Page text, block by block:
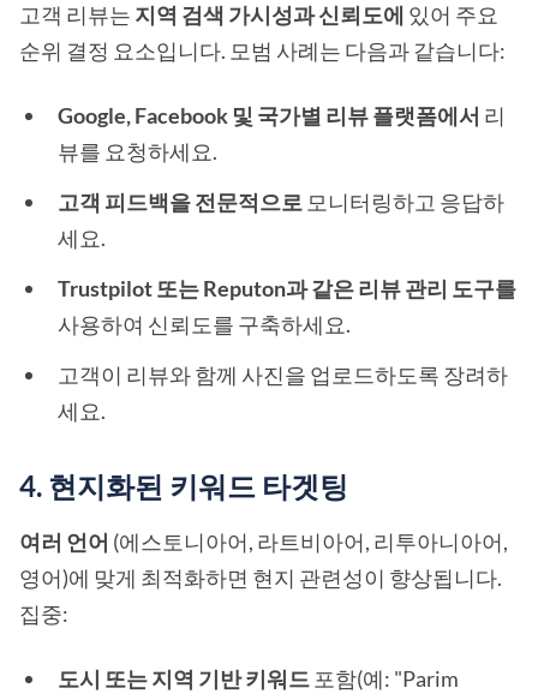
고객 리뷰는 지역 검색 가시성과 신뢰도에 있어 주요
순위 결정 요소입니다. 모범 사례는 다음과 같습니다:
Google, Facebook 및 국가별 리뷰 플랫폼에서 리
뷰를 요청하세요.
고객 피드백을 전문적으로 모니터링하고 응답하
세요.
Trustpilot 또는 Reputon과 같은 리뷰 관리 도구를
사용하여 신뢰도를 구축하세요.
고객이 리뷰와 함께 사진을 업로드하도록 장려하
세요.
4. 현지화된 키워드 타겟팅
여러 언어 (에스토니아어, 라트비아어, 리투아니아어,
영어)에 맞게 최적화하면 현지 관련성이 향상됩니다.
집중:
도시 또는 지역 기반 키워드 포함(예: "Parim